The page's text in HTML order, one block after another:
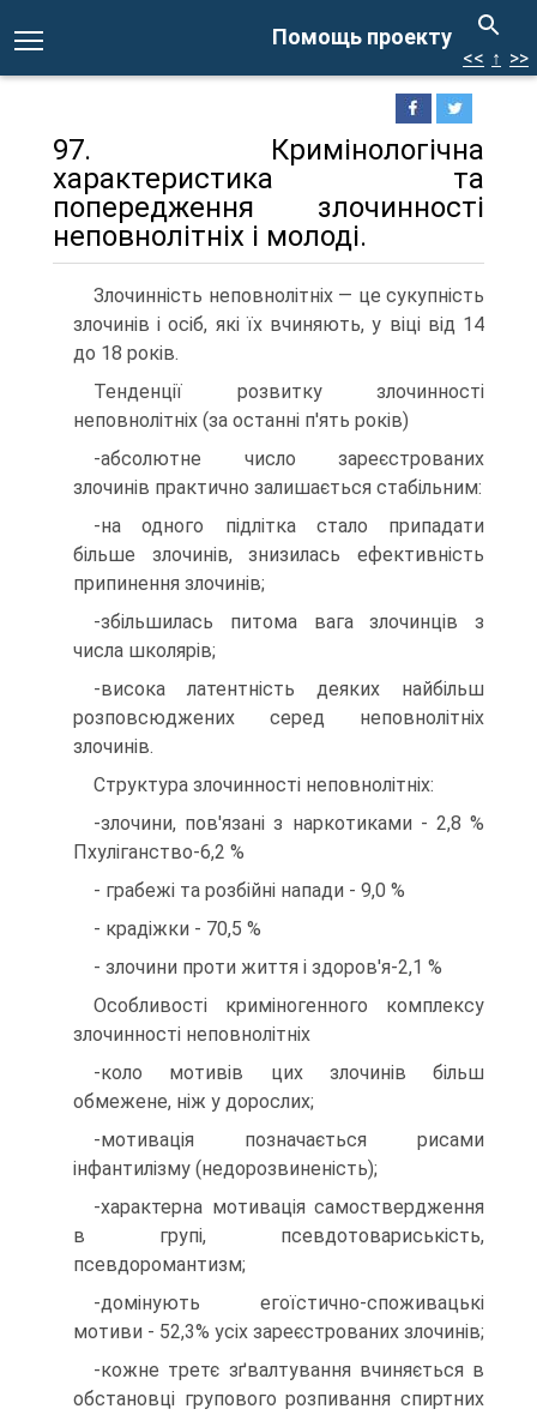
Помощь проекту
<< ↑ >>
97. Кримінологічна
характеристика та
попередження злочинності
неповнолітніх і молоді.
Злочинність неповнолітніх — це сукупність
злочинів і осіб, які їх вчиняють, у віці від 14
до 18 років.
Тенденції розвитку злочинності
неповнолітніх (за останні п'ять років)
-абсолютне число зареєстрованих
злочинів практично залишається стабільним:
-на одного підлітка стало припадати
більше злочинів, знизилась ефективність
припинення злочинів;
-збільшилась питома вага злочинців з
числа школярів;
-висока латентність деяких найбільш
розповсюджених серед неповнолітніх
злочинів.
Структура злочинності неповнолітніх:
-злочини, пов'язані з наркотиками - 2,8 %
Пхуліганство-6,2 %
- грабежі та розбійні напади - 9,0 %
- крадіжки - 70,5 %
- злочини проти життя і здоров'я-2,1 %
Особливості криміногенного комплексу
злочинності неповнолітніх
-коло мотивів цих злочинів більш
обмежене, ніж у дорослих;
-мотивація позначається рисами
інфантилізму (недорозвиненість);
-характерна мотивація самоствердження
в групі, псевдотовариськість,
псевдоромантизм;
-домінують егоїстично-споживацькі
мотиви - 52,3% усіх зареєстрованих злочинів;
-кожне третє зґвалтування вчиняється в
обстановці групового розпивання спиртних